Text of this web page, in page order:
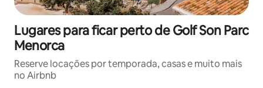
Lugares para ficar perto de Golf Son Parc
Menorca
Reserve locações por temporada, casas e muito mais
no Airbnb